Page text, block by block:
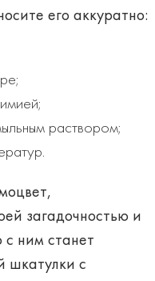
его аккуратно:
раствором;
загадочностью и
с ним станет
шкатулки с